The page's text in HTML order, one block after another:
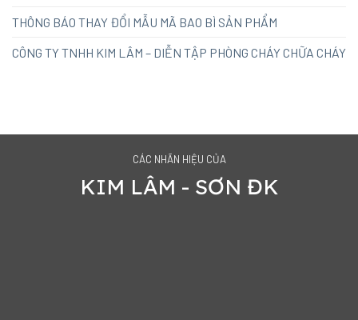
THÔNG BÁO THAY ĐỔI MẪU MÃ BAO BÌ SẢN PHẨM
CÔNG TY TNHH KIM LÂM – DIỄN TẬP PHÒNG CHÁY CHỮA CHÁY
CÁC NHÃN HIỆU CỦA
KIM LÂM - SƠN ĐK